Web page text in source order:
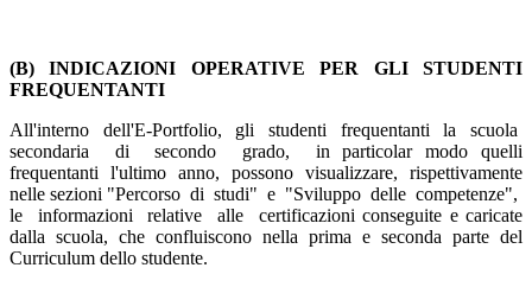
(B) INDICAZIONI OPERATIVE PER GLI STUDENTI
FREQUENTANTI
All'interno
dell'E-Portfolio, gli studenti frequentanti la
scuola
secondaria
di secondo grado, inparticolar modo quelli
frequentanti l'ultimo anno, possono visualizzare, rispettivamente
nelle sezioni "Percorso di studi" e "Sviluppo delle competenze",
le
informazioni relative alle certificazioniconseguite e caricate
dalla scuola, che confluiscono nella prima e seconda parte del
Curriculum dello studente.